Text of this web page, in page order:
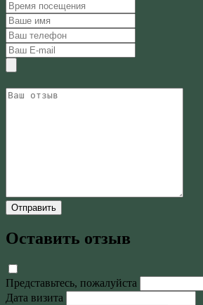
Отправить
Оставить отзыв
Представьтесь, пожалуйста
Дата визита